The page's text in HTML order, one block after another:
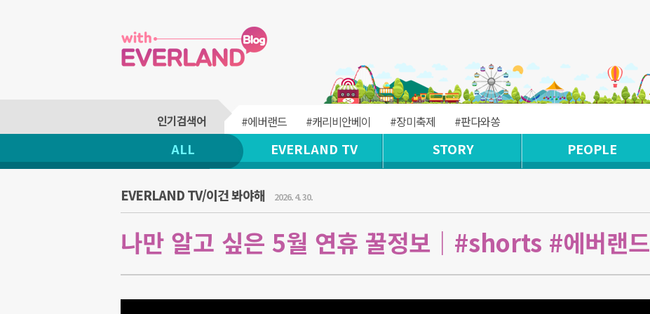
#에버랜드 #캐리비안베이 #장미축제 #판다와쏭
ALL EVERLAND TV STORY PEOPLE
EVERLAND TV/이건 봐야해 2026. 4. 30.
나만 알고 싶은 5월 연휴 꿀정보｜#shorts #에버랜드